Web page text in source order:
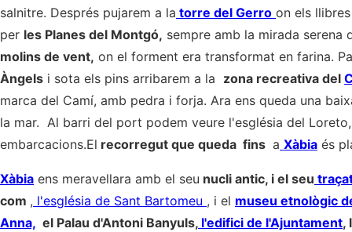
salnitre. Després pujarem a la torre del Gerro on els
per les Planes del Montgó, sempre amb la mirada serena
molins de vent, on el forment era transformat en farina.
Àngels i sota els pins arribarem a la zona recreativa del
marca del Camí, amb pedra i forja. Ara ens queda una
la mar. Al barri del port podem veure l'església del
embarcacions.El recorregut que queda fins a Xàbia és
Xàbia ens meravellara amb el seu nucli antic, i el seu
com , l'església de Sant Bartomeu , i el museu etnològic
Anna, el Palau d'Antoni Banyuls, l'edifici de l'Ajuntament,